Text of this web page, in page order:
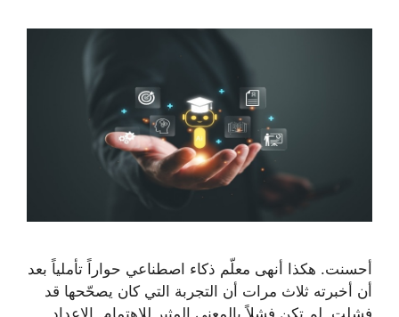
أحسنت. هكذا أنهى معلّم ذكاء اصطناعي حواراً تأملياً بعد
أن أخبرته ثلاث مرات أن التجربة التي كان يصحّحها قد